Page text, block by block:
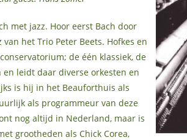
met jazz. Hoor eerst Bach door
het Trio Peter Beets. Hofkes en
de één klassiek, de
leidt daar diverse orkesten en
is hij in het Beauforthuis als
als programmeur van deze
nog altijd in Nederland, maar is
grootheden als Chick Corea,